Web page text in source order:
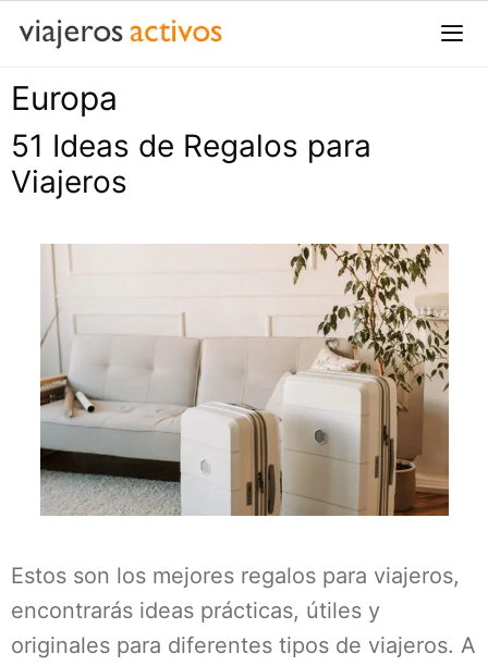
Saltar
contenido
Europa
51 Ideas de Regalos para
Viajeros
Estos son los mejores regalos para viajeros,
encontrarás ideas prácticas, útiles y
originales para diferentes tipos de viajeros. A